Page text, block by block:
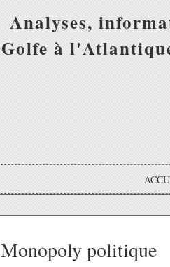
Analyses,
Golfe à
Monopoly politique